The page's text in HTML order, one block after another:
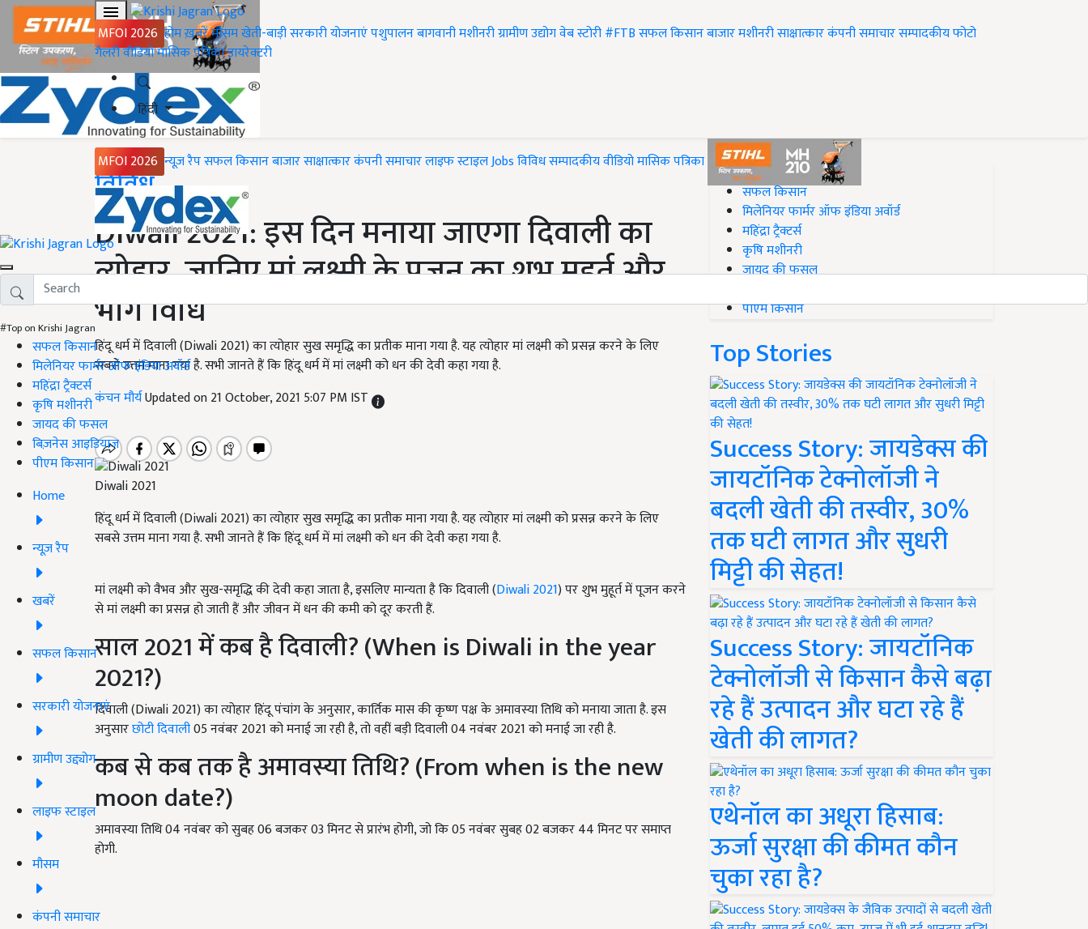
MFOI 2026 होमख़बरेंमौसमखेती-बाड़ीसरकारी योजनाएंपशुपालनबागवानीमशीनरीग्रामीण उद्योगवेब स्टोरी#FTBसफल किसानबाजारमशीनरीसाक्षात्कारकंपनी समाचारसम्पादकीयफोटो
गैलरीवीडियोमासिक पत्रिकाडायरेक्टरी
हिंदी
MFOI 2026 न्यूज़ रैपसफल किसानबाजारसाक्षात्कारकंपनी समाचारलाइफ स्टाइलJobsविविधसम्पादकीयवीडियोमासिक पत्रिका
#Top on Krishi Jagran
सफल किसान
मिलेनियर फार्मर ऑफ इंडिया अवॉर्ड
महिंद्रा ट्रैक्टर्स
कृषि मशीनरी
जायद की फसल
बिज़नेस आइडियाज
पीएम किसान
Home
न्यूज़ रैप
खबरें
सफल किसान
सरकारी योजनाएं
ग्रामीण उद्द्योग
लाइफ स्टाइल
मौसम
कंपनी समाचार
Home
विविध
Diwali 2021: इस दिन मनाया जाएगा दिवाली का
त्योहार, जानिए मां लक्ष्मी के पूजन का शुभ मुहूर्त और
भोग विधि
हिंदू धर्म में दिवाली (Diwali 2021) का त्योहार सुख समृद्धि का प्रतीक माना गया है. यह त्योहार मां लक्ष्मी को प्रसन्न करने के लिए
सबसे उत्तम माना गया है. सभी जानते हैं कि हिंदू धर्म में मां लक्ष्मी को धन की देवी कहा गया है.
कंचन मौर्यUpdated on 21 October, 2021 5:07 PM IST
Diwali 2021
हिंदू धर्म में दिवाली (Diwali 2021) का त्योहार सुख समृद्धि का प्रतीक माना गया है. यह त्योहार मां लक्ष्मी को प्रसन्न करने के लिए
सबसे उत्तम माना गया है. सभी जानते हैं कि हिंदू धर्म में मां लक्ष्मी को धन की देवी कहा गया है.
मां लक्ष्मी को वैभव और सुख-समृद्धि की देवी कहा जाता है, इसलिए मान्यता है कि दिवाली (Diwali 2021) पर शुभ मुहूर्त में पूजन करने
से मां लक्ष्मी का प्रसन्न हो जाती हैं और जीवन में धन की कमी को दूर करती हैं.
साल 2021 में कब है दिवाली? (When is Diwali in the year
2021?)
दिवाली (Diwali 2021) का त्योहार हिंदू पंचांग के अनुसार, कार्तिक मास की कृष्ण पक्ष के अमावस्या तिथि को मनाया जाता है. इस
अनुसारछोटी दिवाली05 नवंबर 2021 को मनाई जा रही है, तो वहीं बड़ी दिवाली 04 नवंबर 2021 को मनाई जा रही है.
कब से कब तक है अमावस्या तिथि? (From when is the new
moon date?)
अमावस्या तिथि 04 नवंबर को सुबह 06 बजकर 03 मिनट से प्रारंभ होगी, जो कि 05 नवंबर सुबह 02 बजकर 44 मिनट पर समाप्त
होगी.
#Top on Krishi Jagran
सफल किसान
मिलेनियर फार्मर ऑफ इंडिया अवॉर्ड
महिंद्रा ट्रैक्टर्स
कृषि मशीनरी
जायद की फसल
पीएम किसान
Top Stories
Success Story: जायडेक्स की
जायटॉनिक टेक्नोलॉजी ने
बदली खेती की तस्वीर, 30%
तक घटी लागत और सुधरी
मिट्टी की सेहत!
Success Story: जायटॉनिक
टेक्नोलॉजी से किसान कैसे बढ़ा
रहे हैं उत्पादन और घटा रहे हैं
खेती की लागत?
एथेनॉल का अधूरा हिसाब:
ऊर्जा सुरक्षा की कीमत कौन
चुका रहा है?